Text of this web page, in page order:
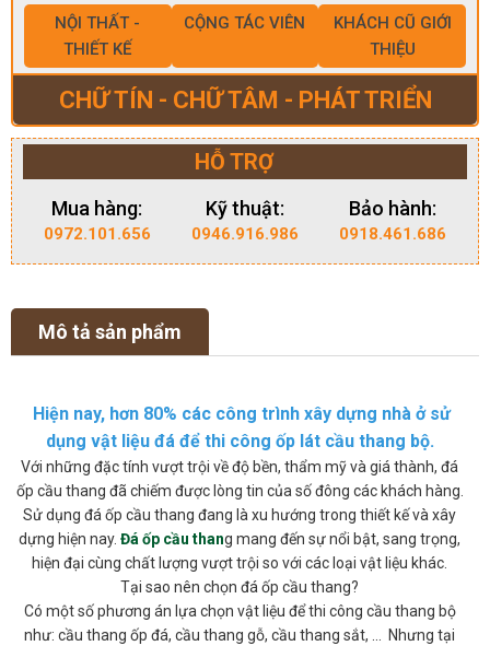
NỘI THẤT -
THIẾT KẾ
CỘNG TÁC VIÊN
KHÁCH CŨ GIỚI
THIỆU
CHỮ TÍN - CHỮ TÂM - PHÁT TRIỂN
HỖ TRỢ
Mua hàng:
0972.101.656
Kỹ thuật:
0946.916.986
Bảo hành:
0918.461.686
Mô tả sản phẩm
Hiện nay, hơn 80% các công trình xây dựng nhà ở sử
dụng vật liệu đá để thi công ốp lát cầu thang bộ.
Với những đặc tính vượt trội về độ bền, thẩm mỹ và giá thành, đá
ốp cầu thang đã chiếm được lòng tin của số đông các khách hàng.
Sử dụng đá ốp cầu thang đang là xu hướng trong thiết kế và xây
dựng hiện nay. Đá ốp cầu thang mang đến sự nổi bật, sang trọng,
hiện đại cùng chất lượng vượt trội so với các loại vật liệu khác.
Tại sao nên chọn đá ốp cầu thang?
Có một số phương án lựa chọn vật liệu để thi công cầu thang bộ
như: cầu thang ốp đá, cầu thang gỗ, cầu thang sắt, ... Nhưng tại